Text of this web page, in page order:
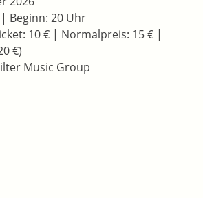
Beginn: 20 Uhr
10 € | Normalpreis: 15 € |
€)
Music Group